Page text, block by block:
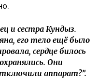
и сестра Кундыз.
его тело ещё было
сердце билось
Они
аппарат?”.